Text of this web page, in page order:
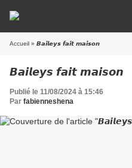
Accueil » 𝘽𝙖𝙞𝙡𝙚𝙮𝙨 𝙛𝙖𝙞𝙩 𝙢𝙖𝙞𝙨𝙤𝙣
𝘽𝙖𝙞𝙡𝙚𝙮𝙨 𝙛𝙖𝙞𝙩 𝙢𝙖𝙞𝙨𝙤𝙣
Publié le 11/08/2024 à 15:46
Par fabienneshena